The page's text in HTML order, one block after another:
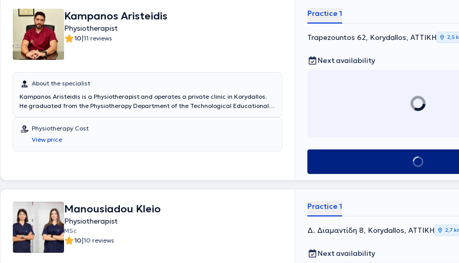
for each patient.Kampanos Aristeidis
Physiotherapist
10|11 reviews
About the specialist
Kampanos Aristeidis is a Physiotherapist and operates a private clinic in Korydallos.
He graduated from the Physiotherapy Department of the Technological Educational
the University of West Attica. The clinic offers a wide range of services aimed at the
complete rehabilitation of the patient, always prioritizing their safety.
Physiotherapy Cost
View price
Practice 1
Trapezountos 62, Korydallos, ΑΤΤΙΚΗ 2,5
Next availability
Book appointment
Manousiadou Kleio
Physiotherapist
MSc
10|10 reviews
Practice 1
Δ. Διαμαντίδη 8, Korydallos, ΑΤΤΙΚΗ 2,7
Next availability